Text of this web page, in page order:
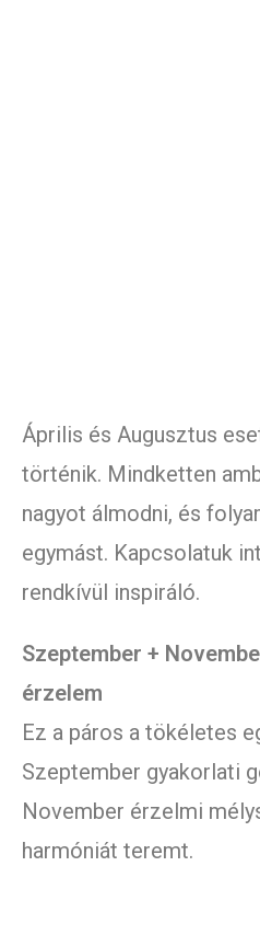
Április és Augusztus
történik. Mindketten
nagyot álmodni, és
egymást. Kapcsolatuk
rendkívül inspiráló.
Szeptember +
érzelem
Ez a páros a tökéletes
Szeptember gyakorlati
November érzelmi
harmóniát teremt.